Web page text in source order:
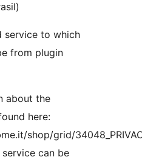
service to which
from plugin
about the
here:
shop/grid/
can be